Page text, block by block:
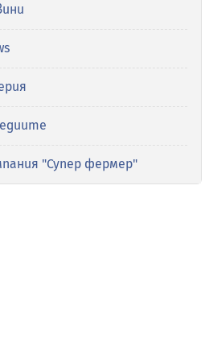
"Супер фермер"